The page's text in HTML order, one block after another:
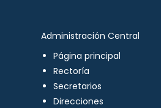
Administración Central
Página principal
Rectoría
Secretarios
Direcciones